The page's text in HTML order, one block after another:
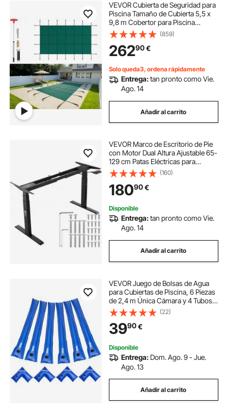
VEVOR Cubierta de Seguridad para
Piscina Tamaño de Cubierta 5,5 x
9,8 m Cobertor para Piscina
Rectangular Tamaño de Piscina 4,9
x 9 m Lona de Piscina para Piscinas
Enterradas de Hogar Jardín Hotel
(859)
26290€
Solo queda3, ordena rápidamente
Entrega:tan pronto como Vie.
Ago. 14
Añadir al carrito
VEVOR Marco de Escritorio de Pie
con Motor Dual Altura Ajustable 65-
129 cm Patas Eléctricas para
Escritorio Longitud de 110-178 cm
Base de Estación de Trabajo para
Hogar, Oficina, Solo Marco, Negro
(160)
18090€
Disponible
Entrega:tan pronto como Vie.
Ago. 14
Añadir al carrito
VEVOR Juego de Bolsas de Agua
para Cubiertas de Piscina, 6 Piezas
de 2,4 m Única Cámara y 4 Tubos
de Esquina, Bolsas de Pesas de
PVC con Válvula Antifugas para
Cubierta de Piscina Enterrada, Azul
(22)
3990€
Disponible
Entrega: Dom. Ago. 9 - Jue.
Ago. 13
Añadir al carrito